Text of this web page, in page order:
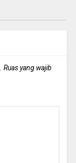
Ruas yang wajib